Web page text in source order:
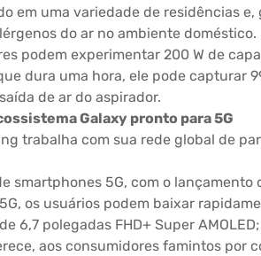
em uma variedade de residências
do ar no ambiente doméstico.
podem experimentar 200 W de
dura uma hora, ele pode capturar
de ar do aspirador.
Galaxy pronto para 5G
trabalha com sua rede global de
smartphones 5G, com o lançamento
os usuários podem baixar
polegadas FHD+ Super
aos consumidores famintos por